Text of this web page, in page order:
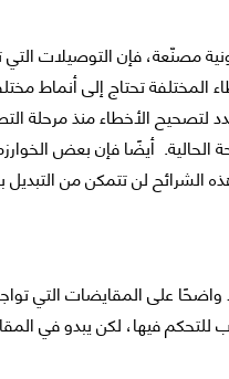
مصنّعة، فإن التوصيلات التي
تحتاج إلى أنماط
الأخطاء منذ مرحلة
الحالية. أيضًا فإن بعض
الشرائح لن تتمكن من التبديل
واضحًا على المقايضات التي
للتحكم فيها، لكن يبدو في